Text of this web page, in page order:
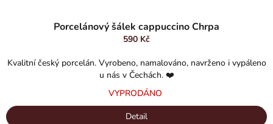
5,0
Porcelánový šálek cappuccino Chrpa
590 Kč
Kvalitní český porcelán. Vyrobeno, namalováno, navrženo i vypáleno
u nás v Čechách. ❤️
VYPRODÁNO
Detail